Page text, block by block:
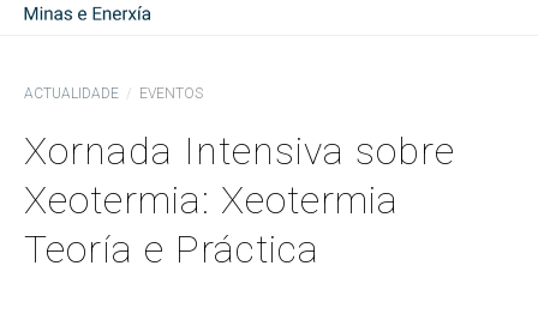
ACTUALIDADE EVENTOS
Xornada Intensiva sobre
Xeotermia: Xeotermia
Teoría e Práctica